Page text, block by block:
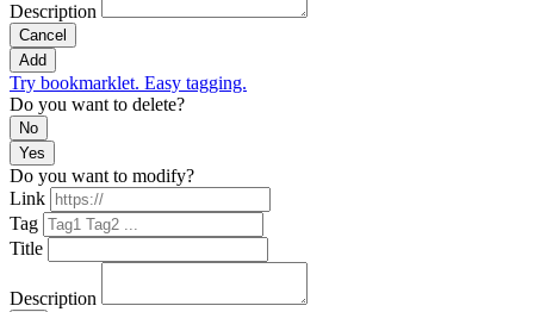
Description
Cancel
Add
Try bookmarklet. Easy tagging.
Do you want to delete?
No
Yes
Do you want to modify?
Link
Tag
Title
Description